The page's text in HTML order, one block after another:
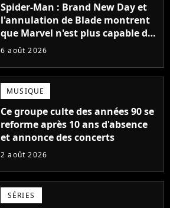
Spider-Man : Brand New Day et
l'annulation de Blade montrent
que Marvel n'est plus capable de
faire quoi que ce soit de simple
6 août 2026
MUSIQUE
Ce groupe culte des années 90 se
reforme après 10 ans d'absence
et annonce des concerts
2 août 2026
SÉRIES